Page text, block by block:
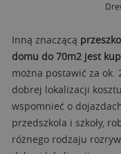
Inną znaczącą
domu do 70m2 jest
można postawić za ok.
dobrej lokalizacji
wspomnieć o
przedszkola i szkoły,
różnego rodzaju